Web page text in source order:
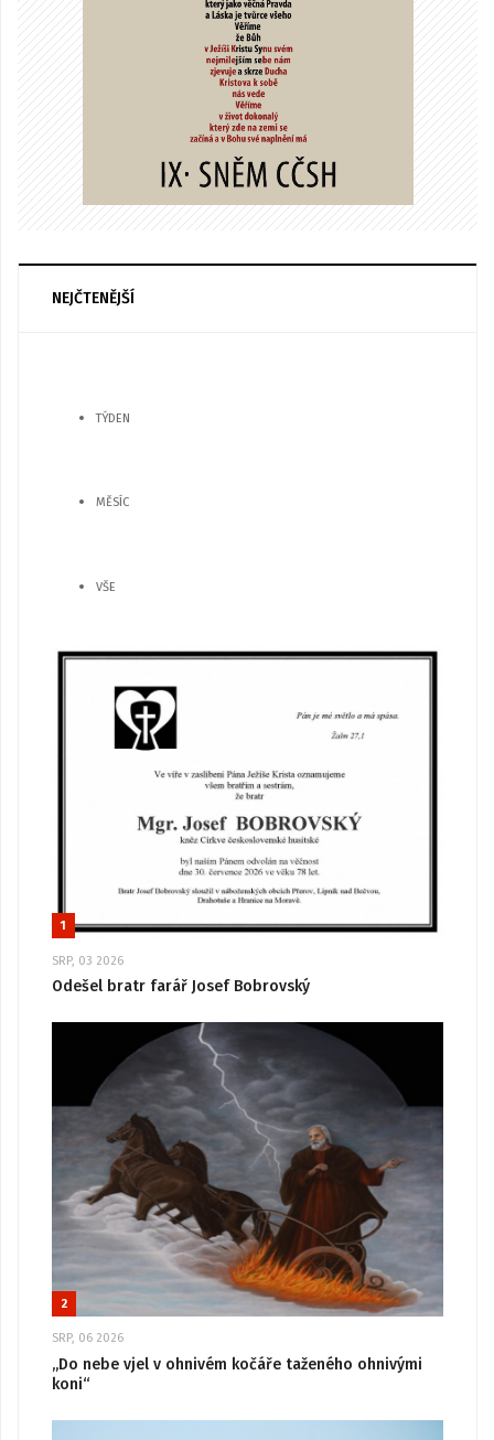
NEJČTENĚJŠÍ
TÝDEN
MĚSÍC
VŠE
1
SRP, 03 2026
Odešel bratr farář Josef Bobrovský
2
SRP, 06 2026
„Do nebe vjel v ohnivém kočáře taženého ohnivými
koni“